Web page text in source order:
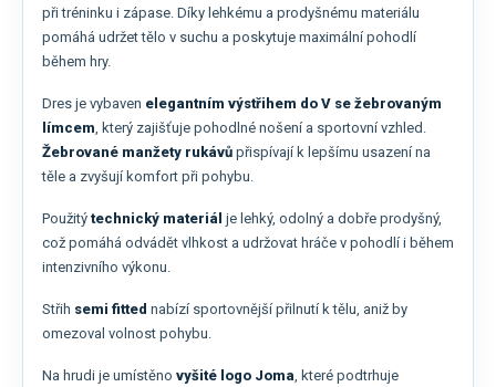
při tréninku i zápase. Díky lehkému a prodyšnému materiálu
pomáhá udržet tělo v suchu a poskytuje maximální pohodlí
během hry.
Dres je vybaven elegantním výstřihem do V se žebrovaným
límcem, který zajišťuje pohodlné nošení a sportovní vzhled.
Žebrované manžety rukávů přispívají k lepšímu usazení na
těle a zvyšují komfort při pohybu.
Použitý technický materiál je lehký, odolný a dobře prodyšný,
což pomáhá odvádět vlhkost a udržovat hráče v pohodlí i během
intenzivního výkonu.
Střih semi fitted nabízí sportovnější přilnutí k tělu, aniž by
omezoval volnost pohybu.
Na hrudi je umístěno vyšité logo Joma, které podtrhuje